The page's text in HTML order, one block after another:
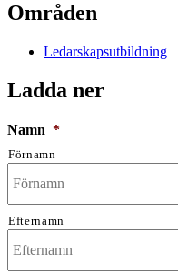
Områden
Ledarskapsutbildning
Ladda ner
Namn *
Förnamn
Efternamn